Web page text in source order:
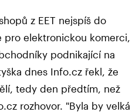
z EET nejspíš do
elektronickou komerci,
podnikající na
dnes Info.cz řekl, že
tedy den předtím, než
rozhovor. "Byla by velká